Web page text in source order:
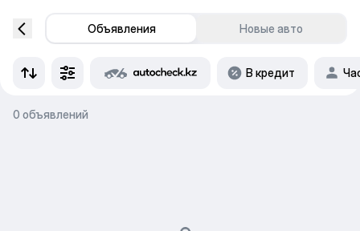
Объявления Новые авто
В кредит
0 объявлений